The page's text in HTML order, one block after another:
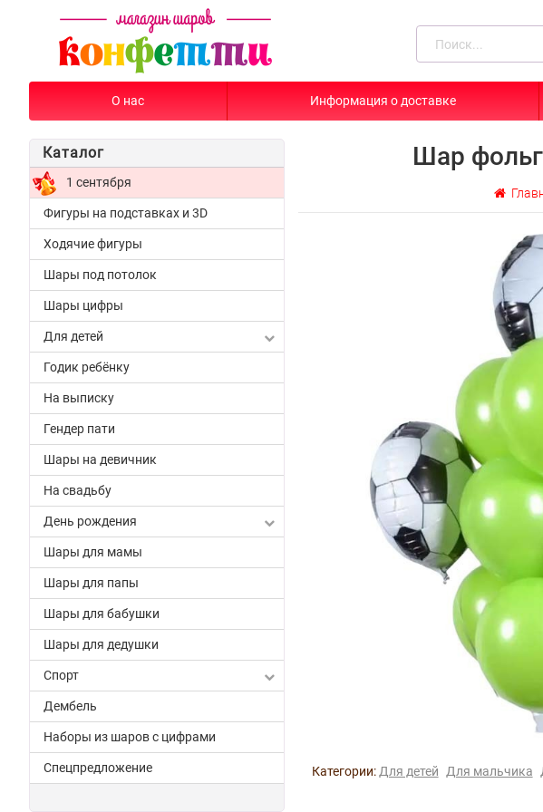
О нас Информация о доставке
Каталог
1 сентября
Фигуры на подставках и 3D
Ходячие фигуры
Шары под потолок
Шары цифры
Для детей
Годик ребёнку
На выписку
Гендер пати
Шары на девичник
На свадьбу
День рождения
Шары для мамы
Шары для папы
Шары для бабушки
Шары для дедушки
Спорт
Дембель
Наборы из шаров с цифрами
Спецпредложение
Шар
Категории: Для детей Для мальчика